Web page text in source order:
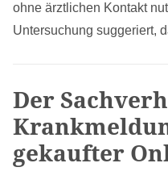
ohne ärztlichen Kontakt
Untersuchung suggeriert,
Der
gekaufter